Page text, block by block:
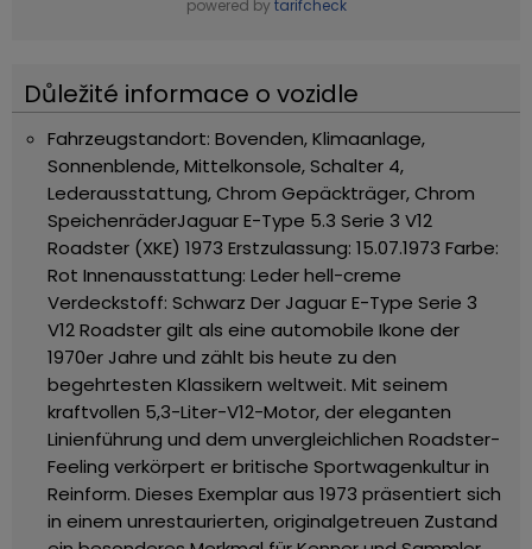
powered by tarifcheck
Důležité informace o vozidle
Fahrzeugstandort: Bovenden, Klimaanlage,
Sonnenblende, Mittelkonsole, Schalter 4,
Lederausstattung, Chrom Gepäckträger, Chrom
SpeichenräderJaguar E-Type 5.3 Serie 3 V12
Roadster (XKE) 1973 Erstzulassung: 15.07.1973 Farbe:
Rot Innenausstattung: Leder hell-creme
Verdeckstoff: Schwarz Der Jaguar E-Type Serie 3
V12 Roadster gilt als eine automobile Ikone der
1970er Jahre und zählt bis heute zu den
begehrtesten Klassikern weltweit. Mit seinem
kraftvollen 5,3-Liter-V12-Motor, der eleganten
Linienführung und dem unvergleichlichen Roadster-
Feeling verkörpert er britische Sportwagenkultur in
Reinform. Dieses Exemplar aus 1973 präsentiert sich
in einem unrestaurierten, originalgetreuen Zustand